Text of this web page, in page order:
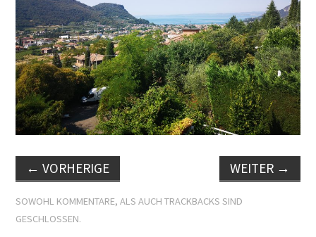
← VORHERIGE WEITER →
SOWOHL KOMMENTARE, ALS AUCH TRACKBACKS SIND
GESCHLOSSEN.